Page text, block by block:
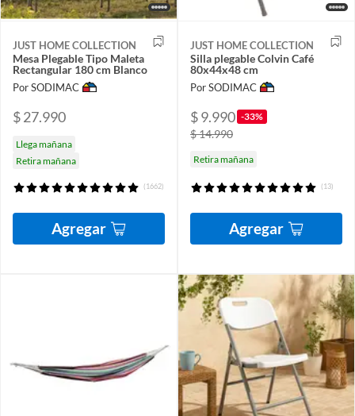
JUST HOME COLLECTION
Mesa Plegable Tipo Maleta
Rectangular 180 cm Blanco
Por SODIMAC
$ 27.990
Llega mañana
Retira mañana
(1662)
Agregar
JUST HOME COLLECTION
Silla plegable Colvin Café
80x44x48 cm
Por SODIMAC
$ 9.990 -33%
$ 14.990
Retira mañana
(13)
Agregar